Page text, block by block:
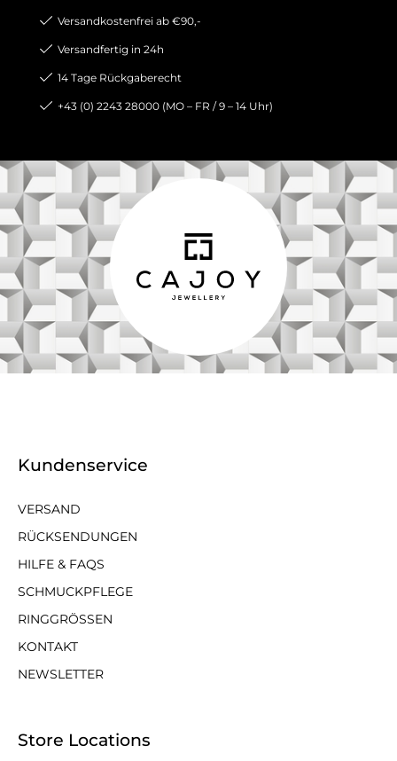
Versandkostenfrei ab €90,-
Versandfertig in 24h
14 Tage Rückgaberecht
+43 (0) 2243 28000 (MO – FR / 9 – 14 Uhr)
Kundenservice
VERSAND
RÜCKSENDUNGEN
HILFE & FAQS
SCHMUCKPFLEGE
RINGGRÖSSEN
KONTAKT
NEWSLETTER
Store Locations